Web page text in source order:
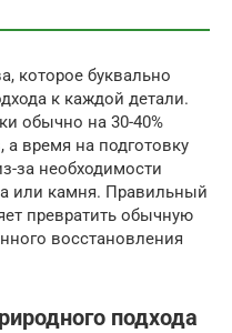
которое буквально
к каждой детали.
обычно на 30-40%
а время на подготовку
за необходимости
или камня. Правильный
превратить обычную
восстановления
подхода